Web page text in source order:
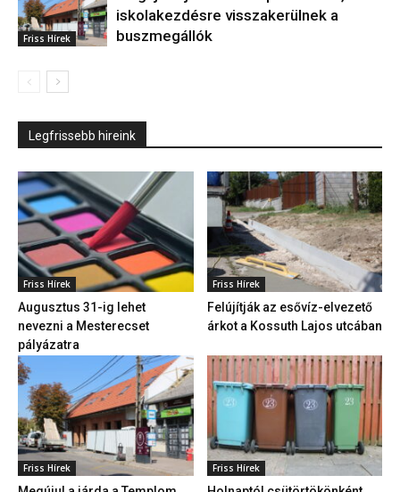
Friss Hírek
iskolakezdésre visszakerülnek a
buszmegállók
Legfrissebb hireink
Friss Hírek
Augusztus 31-ig lehet
nevezni a Mesterecset
pályázatra
Friss Hírek
Felújítják az esővíz-elvezető
árkot a Kossuth Lajos utcában
Friss Hírek Friss Hírek